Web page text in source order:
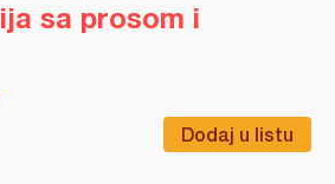
Dodaj u listu
sa prosom i